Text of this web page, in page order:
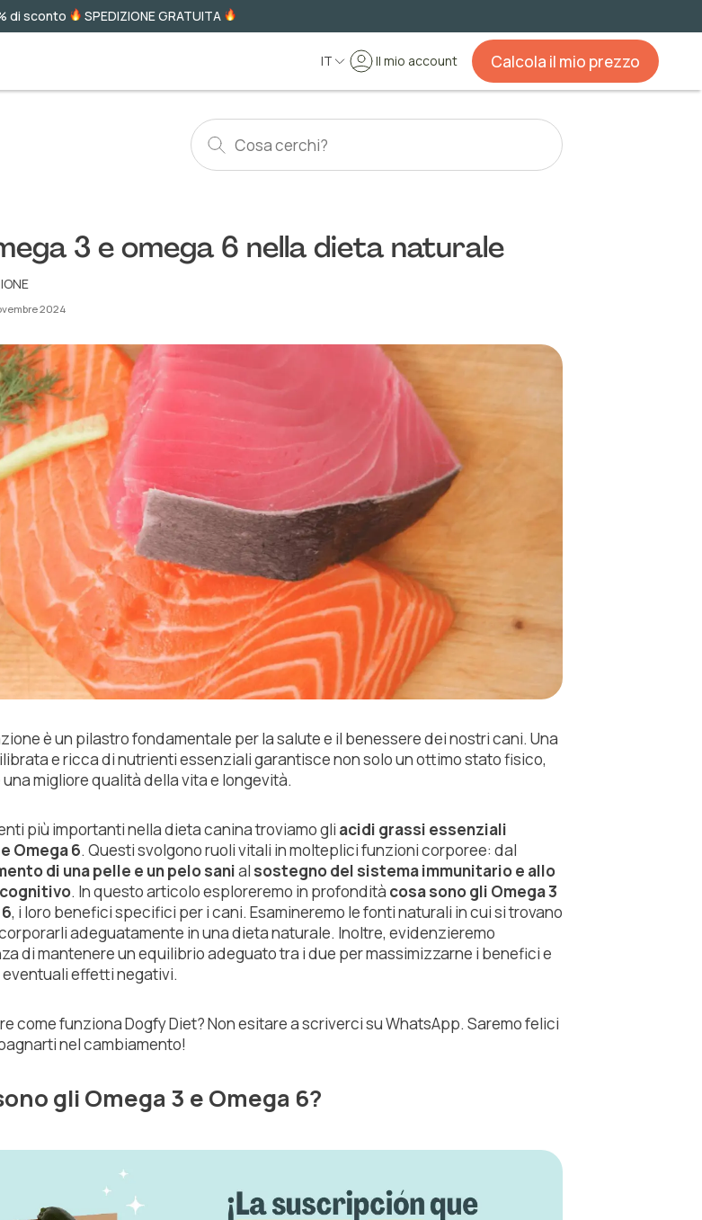
di sconto SPEDIZIONE GRATUITA
Il mio account
IT Calcola il mio prezzo
3 e omega 6 nella dieta naturale
2024
è un pilastro fondamentale per la salute e il benessere dei nostri cani. Una
e ricca di nutrienti essenziali garantisce non solo un ottimo stato fisico,
migliore qualità della vita e longevità.
più importanti nella dieta canina troviamo gli acidi grassi essenziali
Omega 6. Questi svolgono ruoli vitali in molteplici funzioni corporee: dal
di una pelle e un pelo sanial sostegno del sistema immunitario e allo
. In questo articolo esploreremo in profondità cosa sono gli Omega 3
, i loro benefici specifici per i cani. Esamineremo le fonti naturali in cui si trovano
adeguatamente in una dieta naturale. Inoltre, evidenzieremo
di mantenere un equilibrio adeguato tra i due per massimizzarne i benefici e
effetti negativi.
come funziona Dogfy Diet? Non esitare a scriverci su WhatsApp. Saremo felici
nel cambiamento!
gli Omega 3 e Omega 6?